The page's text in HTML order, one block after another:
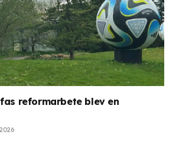
reformarbete blev en